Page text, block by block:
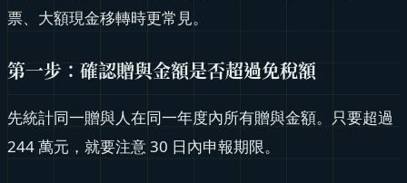
票、大額現金移轉時更常見。
第一步：確認贈與金額是否超過免稅額
先統計同一贈與人在同一年度內所有贈與金額。只要超過
244 萬元，就要注意 30 日內申報期限。